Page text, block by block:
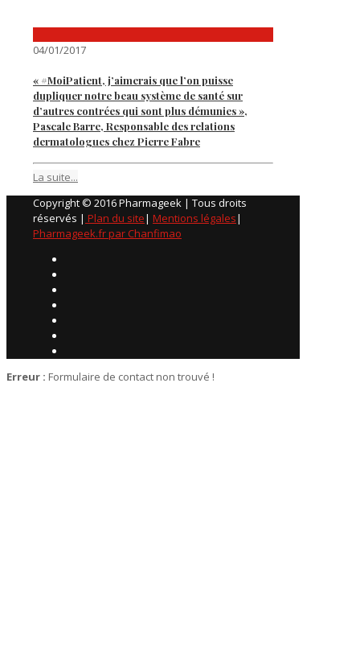
04/01/2017
« #MoiPatient, j’aimerais que l’on puisse
dupliquer notre beau système de santé sur
d’autres contrées qui sont plus démunies »,
Pascale Barre, Responsable des relations
dermatologues chez Pierre Fabre
La suite...
Copyright © 2016 Pharmageek | Tous droits
réservés | Plan du site| Mentions légales|
Pharmageek.fr par Chanfimao
Erreur : Formulaire de contact non trouvé !